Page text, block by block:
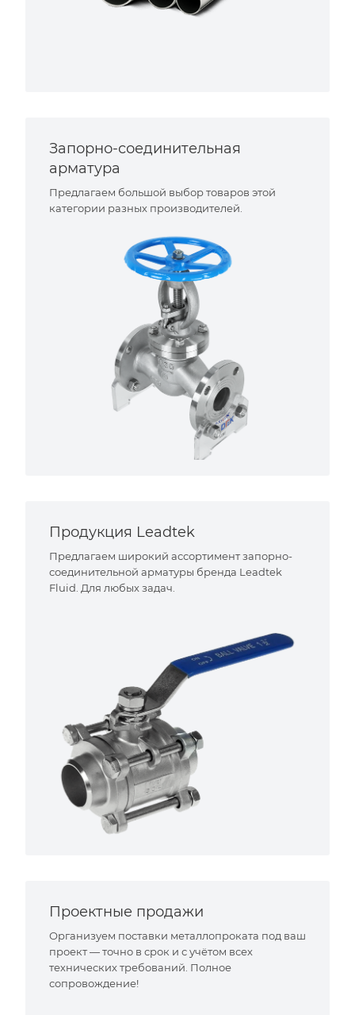
Запорно-соединительная
арматура
Предлагаем большой выбор товаров этой
категории разных производителей.
Продукция Leadtek
Предлагаем широкий ассортимент запорно-
соединительной арматуры бренда Leadtek
Fluid. Для любых задач.
Проектные продажи
Организуем поставки металлопроката под ваш
проект — точно в срок и с учётом всех
технических требований. Полное
сопровождение!